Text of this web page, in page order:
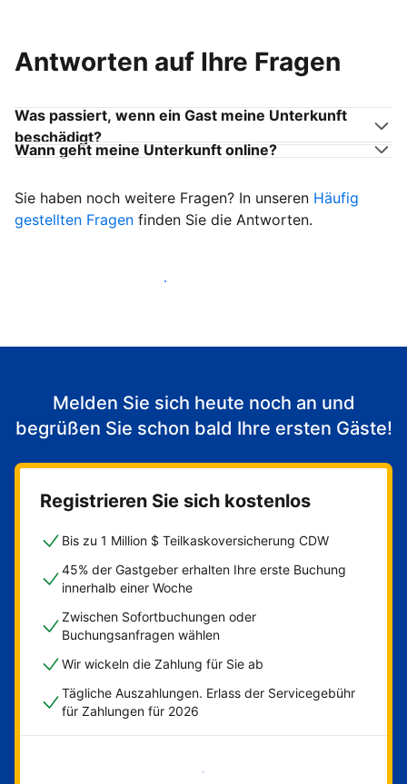
Antworten auf Ihre Fragen
Was passiert, wenn ein Gast meine Unterkunft
beschädigt?
Wann geht meine Unterkunft online?
Sie haben noch weitere Fragen? In unseren Häufig
gestellten Fragen finden Sie die Antworten.
Heißen Sie ab sofort Gäste willkommen
Melden Sie sich heute noch an und
begrüßen Sie schon bald Ihre ersten Gäste!
Registrieren Sie sich kostenlos
Bis zu 1 Million $ Teilkaskoversicherung CDW
45% der Gastgeber erhalten Ihre erste Buchung
innerhalb einer Woche
Zwischen Sofortbuchungen oder
Buchungsanfragen wählen
Wir wickeln die Zahlung für Sie ab
Tägliche Auszahlungen. Erlass der Servicegebühr
für Zahlungen für 2026
Jetzt loslegen